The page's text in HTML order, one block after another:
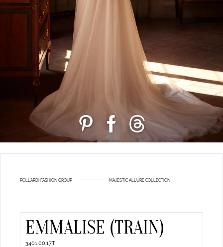
POLLARDI FASHION GROUP MAJESTIC ALLURE COLLECTION
EMMALISE (TRAIN)
3401.00.17T